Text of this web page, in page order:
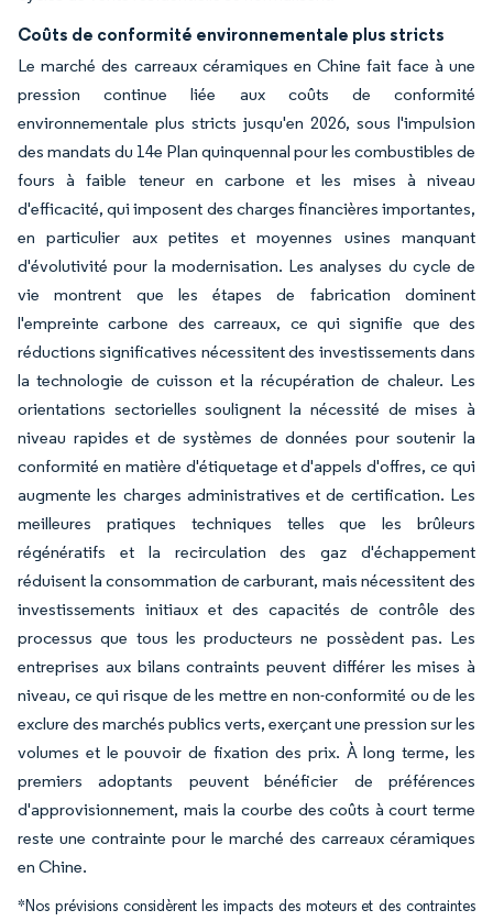
Coûts de conformité environnementale plus stricts
Le marché des carreaux céramiques en Chine fait face à une
pression continue liée aux coûts de conformité
environnementale plus stricts jusqu'en 2026, sous l'impulsion
des mandats du 14e Plan quinquennal pour les combustibles de
fours à faible teneur en carbone et les mises à niveau
d'efficacité, qui imposent des charges financières importantes,
en particulier aux petites et moyennes usines manquant
d'évolutivité pour la modernisation. Les analyses du cycle de
vie montrent que les étapes de fabrication dominent
l'empreinte carbone des carreaux, ce qui signifie que des
réductions significatives nécessitent des investissements dans
la technologie de cuisson et la récupération de chaleur. Les
orientations sectorielles soulignent la nécessité de mises à
niveau rapides et de systèmes de données pour soutenir la
conformité en matière d'étiquetage et d'appels d'offres, ce qui
augmente les charges administratives et de certification. Les
meilleures pratiques techniques telles que les brûleurs
régénératifs et la recirculation des gaz d'échappement
réduisent la consommation de carburant, mais nécessitent des
investissements initiaux et des capacités de contrôle des
processus que tous les producteurs ne possèdent pas. Les
entreprises aux bilans contraints peuvent différer les mises à
niveau, ce qui risque de les mettre en non-conformité ou de les
exclure des marchés publics verts, exerçant une pression sur les
volumes et le pouvoir de fixation des prix. À long terme, les
premiers adoptants peuvent bénéficier de préférences
d'approvisionnement, mais la courbe des coûts à court terme
reste une contrainte pour le marché des carreaux céramiques
en Chine.
*Nos prévisions considèrent les impacts des moteurs et des contraintes